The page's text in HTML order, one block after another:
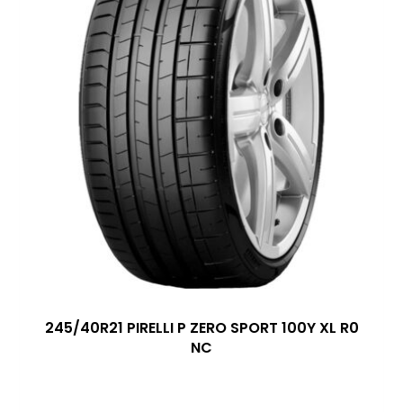
245/40R21 PIRELLI P ZERO SPORT 100Y XL R0
NC